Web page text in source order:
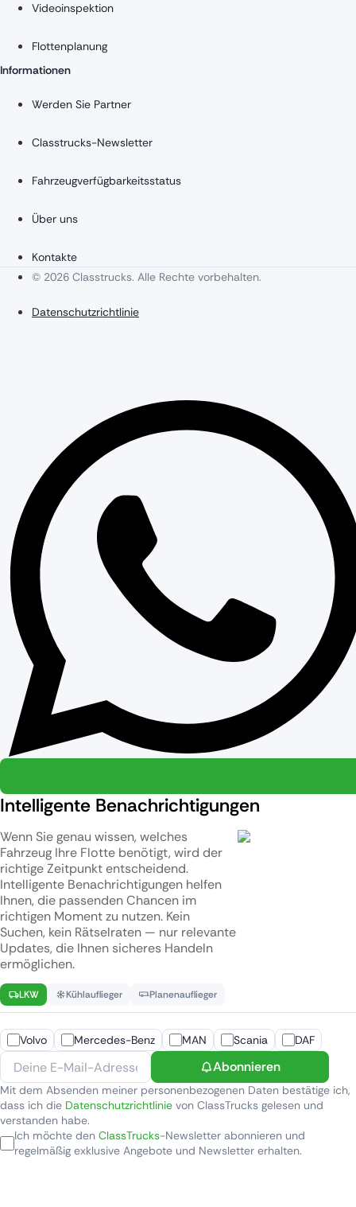
Videoinspektion
Flottenplanung
Informationen
Werden Sie Partner
Classtrucks-Newsletter
Fahrzeugverfügbarkeitsstatus
Über uns
Kontakte
© 2026 Classtrucks. Alle Rechte vorbehalten.
Datenschutzrichtlinie
Intelligente Benachrichtigungen
Wenn Sie genau wissen, welches
Fahrzeug Ihre Flotte benötigt, wird der
richtige Zeitpunkt entscheidend.
Intelligente Benachrichtigungen helfen
Ihnen, die passenden Chancen im
richtigen Moment zu nutzen. Kein
Suchen, kein Rätselraten — nur relevante
Updates, die Ihnen sicheres Handeln
ermöglichen.
LKW Kühlauflieger Planenauflieger
Volvo Mercedes-Benz MAN Scania DAF
Abonnieren
Mit dem Absenden meiner personenbezogenen Daten bestätige ich,
dass ich die Datenschutzrichtlinie von ClassTrucks gelesen und
verstanden habe.
Ich möchte den ClassTrucks-Newsletter abonnieren und
regelmäßig exklusive Angebote und Newsletter erhalten.